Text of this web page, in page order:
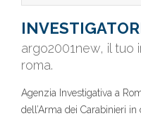
argo2001new, il tuo
roma.
Agenzia Investigativa a
dell’Arma dei Carabinieri